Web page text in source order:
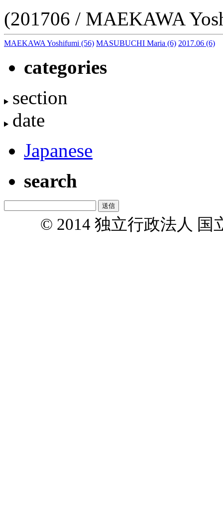
(201706 / MAEKAWA
MAEKAWA Yoshifumi (56) MASUBUCHI Maria (6) 2017.06 (6)
categories
section
date
Japanese
search
© 2014 独立行政法人 国